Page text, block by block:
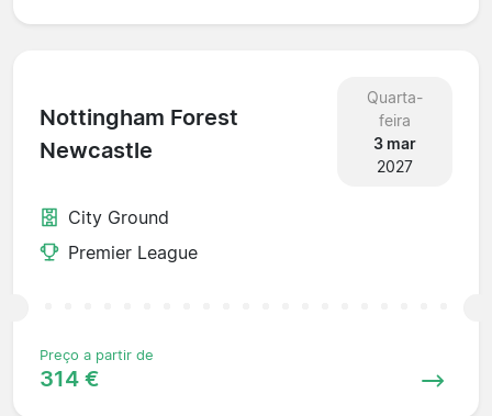
Nottingham Forest
Newcastle
Quarta-
feira
3 mar
2027
City Ground
Premier League
Preço a partir de
314 €